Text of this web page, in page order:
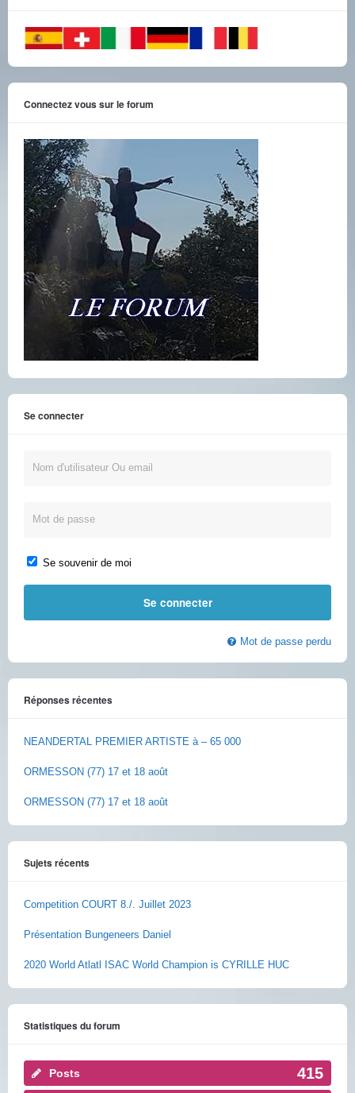
Connectez vous sur le forum
Se connecter
Se souvenir de moi
Mot de passe perdu
Réponses récentes
NEANDERTAL PREMIER ARTISTE à – 65 000
ORMESSON (77) 17 et 18 août
ORMESSON (77) 17 et 18 août
Sujets récents
Competition COURT 8./. Juillet 2023
Présentation Bungeneers Daniel
2020 World Atlatl ISAC World Champion is CYRILLE HUC
Statistiques du forum
Posts 415